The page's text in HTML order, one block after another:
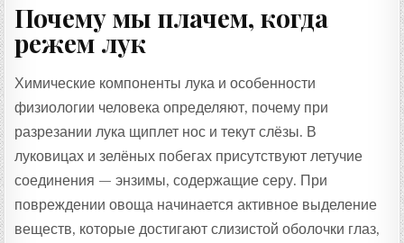
Почему мы плачем, когда
режем лук
Химические компоненты лука и особенности
физиологии человека определяют, почему при
разрезании лука щиплет нос и текут слёзы. В
луковицах и зелёных побегах присутствуют летучие
соединения — энзимы, содержащие серу. При
повреждении овоща начинается активное выделение
веществ, которые достигают слизистой оболочки глаз,